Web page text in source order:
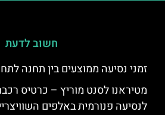
חשוב לדעת
זמני נסיעה ממוצעים בין תחנה
מטיראנו לסנט מוריץ – כרטיס
לנסיעה פנורמית באלפים